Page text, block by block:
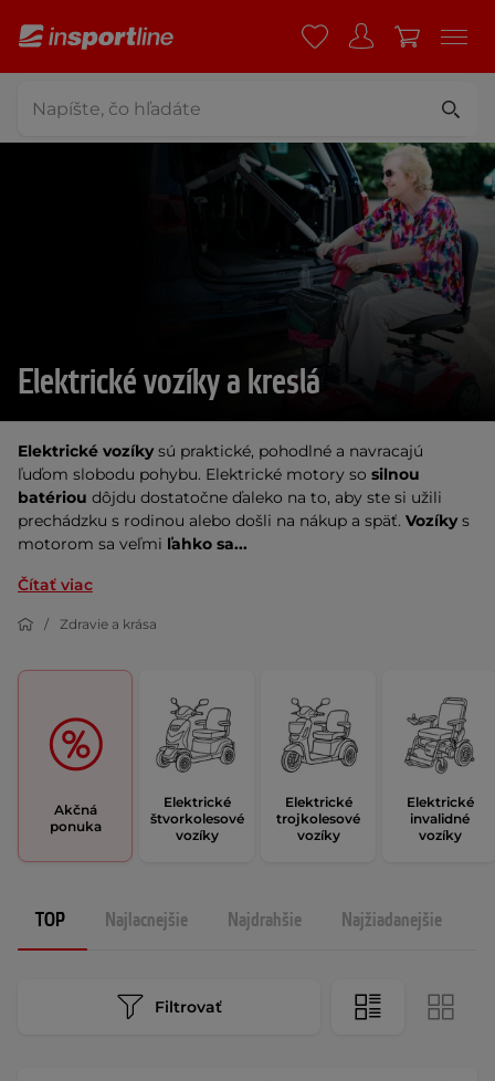
Elektrické vozíky a kreslá
Elektrické vozíkysú praktické, pohodlné a navracajú
ľuďom slobodu pohybu. Elektrické motory so silnou
batériou dôjdu dostatočne ďaleko na to, aby ste si užili
prechádzku s rodinou alebo došli na nákup a späť. Vozíkys
motorom sa veľmi ľahko sa...
Čítať viac
Zdravie a krása
Akčná
ponuka
Elektrické
štvorkolesové
vozíky
Elektrické
trojkolesové
vozíky
Elektrické
invalidné
vozíky
TOP Najlacnejšie Najdrahšie Najžiadanejšie
Filtrovať